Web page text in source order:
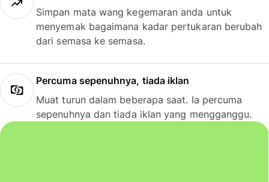
Simpan mata wang kegemaran anda untuk
menyemak bagaimana kadar pertukaran berubah
dari semasa ke semasa.
Percuma sepenuhnya, tiada iklan
Muat turun dalam beberapa saat. Ia percuma
sepenuhnya dan tiada iklan yang mengganggu.